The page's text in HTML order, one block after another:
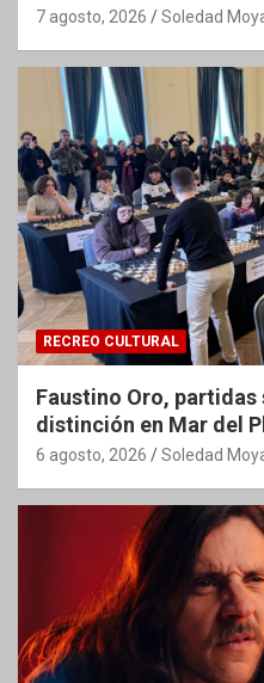
7 agosto, 2026 Soledad
RECREO CULTURAL
Faustino Oro, partidas
distinción en Mar del
6 agosto, 2026 Soledad